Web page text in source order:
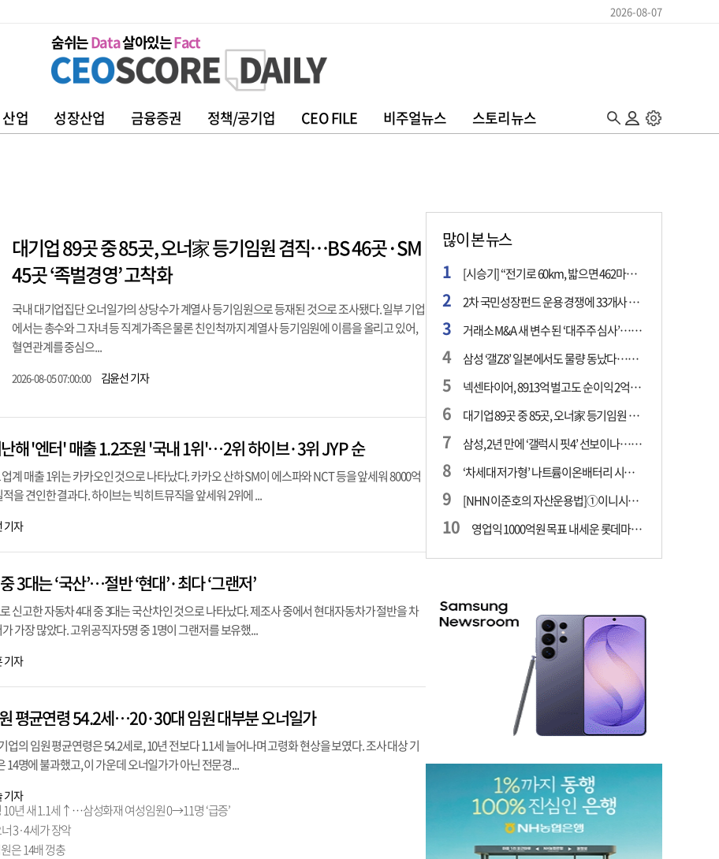
2026-08-07
숨쉬는Data살아있는Fact
산업 성장산업 금융증권 정책/공기업 CEO FILE 비주얼뉴스 스토리뉴스
대기업 89곳 중 85곳, 오너家 등기임원 겸직…BS 46곳·SM
45곳 ‘족벌경영’ 고착화
국내 대기업집단 오너일가의 상당수가 계열사 등기임원으로 등재된 것으로 조사됐다. 일부 기업
에서는 총수와 그 자녀 등 직계가족은 물론 친인척까지 계열사 등기임원에 이름을 올리고 있어,
혈연관계를 중심으...
2026-08-05 07:00:00 김윤선 기자
해 '엔터' 매출 1.2조원 '국내 1위'…2위 하이브·3위 JYP 순
계 매출 1위는 카카오인 것으로 나타났다. 카카오 산하 SM이 에스파와 NCT 등을 앞세워 8000억
을 견인한 결과다. 하이브는 빅히트뮤직을 앞세워 2위에 ...
기자
3대는 ‘국산’…절반 ‘현대’·최다 ‘그랜저’
신고한 자동차 4대 중 3대는 국산차인 것으로 나타났다. 제조사 중에서 현대자동차가 절반을 차
가장 많았다. 고위공직자 5명 중 1명이 그랜저를 보유했...
기자
평균연령 54.2세…20·30대 임원 대부분 오너일가
업의 임원 평균연령은 54.2세로, 10년 전보다 1.1세 늘어나며 고령화 현상을 보였다. 조사 대상 기
14명에 불과했고, 이 가운데 오너일가가 아닌 전문경...
기자
10년 새 1.1세↑…삼성화재 여성임원 0→11명 ‘급증’
3·4세가 장악
은 14배 껑충
많이 본 뉴스
[시승기] “전기로 60km, 밟으면 462마력”…볼보 XC60 T8의 두 얼굴
2차 국민성장펀드 운용 경쟁에 33개사 몰렸다…신한·하나 등 새 얼굴 대거 합류
거래소 M&A 새 변수 된 ‘대주주 심사’…네이버·두나무 결합도 영향권
삼성 ‘갤Z8’ 일본에서도 물량 동났다…애플 참전 앞두고 선두 수성 ‘시험대’
넥센타이어, 8913억 벌고도 순이익 2억…유럽 세부담에 이익 증발
대기업 89곳 중 85곳, 오너家 등기임원 겸직…BS 46곳·SM 45곳 ‘족벌경영’ 고착화
삼성, 2년 만에 ‘갤럭시 핏4’ 선보이나…웨어러블 생태계 확장 ‘시동’
‘차세대 저가형’ 나트륨이온배터리 시대 오나…LG화학·에코프로, 상용화 속도낸다
[NHN 이준호의 자산운용법]①이니시오·JLC ‘부동산’-JLC파트너스 ‘투자’…“부동산 담보대출로 투자재원 확보”
영업익 1000억원 목표 내세운 롯데마트…하반기 ‘오카도’ 시험대